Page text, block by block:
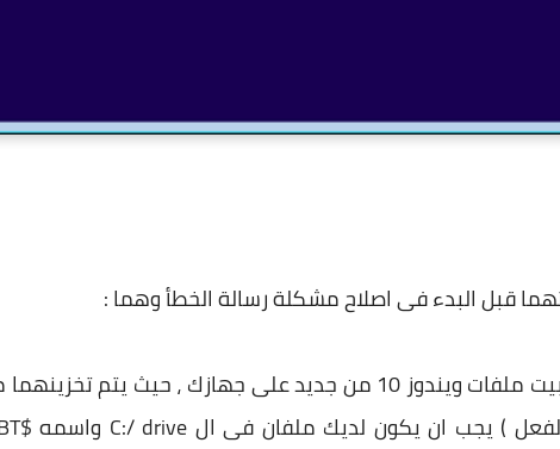
قبل البدء فى اصلاح مشكلة رسالة الخطأ وهما :